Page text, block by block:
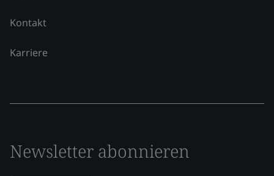
Kontakt
Karriere
Newsletter abonnieren